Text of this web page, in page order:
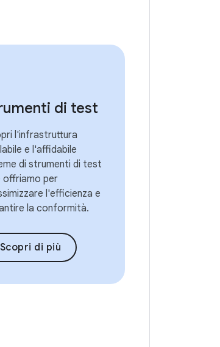
di test
l'infrastruttura
e l'affidabile
di strumenti di test
offriamo per
l'efficienza e
la conformità.
Scopri di più